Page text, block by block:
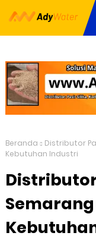
Beranda
Distributor
Kebutuhan Industri